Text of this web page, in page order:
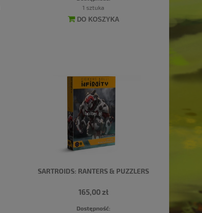
1 sztuka
DO KOSZYKA
SARTROIDS: RANTERS & PUZZLERS
165,00 zł
Dostępność: